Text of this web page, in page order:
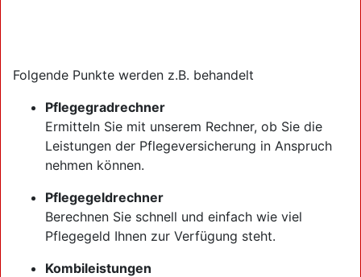
Folgende Punkte werden z.B. behandelt
Pflegegradrechner
Ermitteln Sie mit unserem Rechner, ob Sie die
Leistungen der Pflegeversicherung in Anspruch
nehmen können.
Pflegegeldrechner
Berechnen Sie schnell und einfach wie viel
Pflegegeld Ihnen zur Verfügung steht.
Kombileistungen